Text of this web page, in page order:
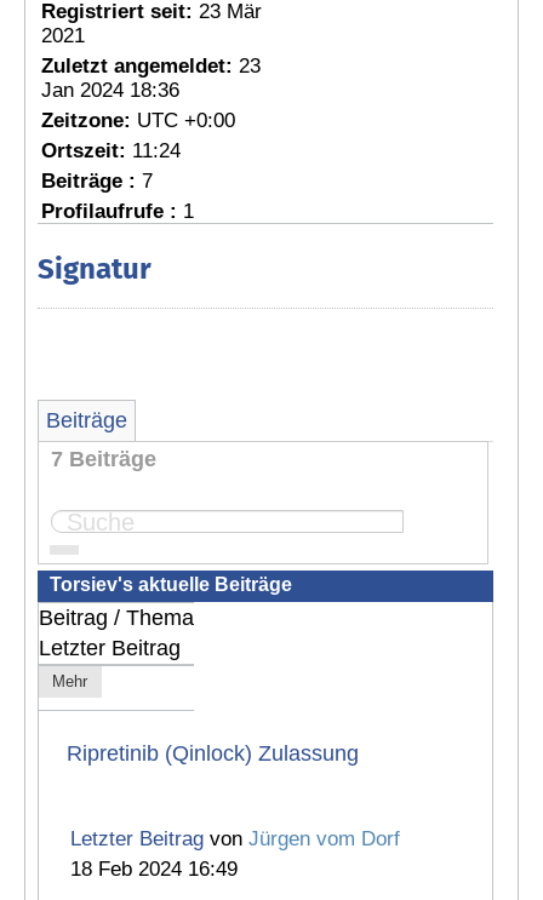
Registriert seit: 23 Mär
2021
Zuletzt angemeldet: 23
Jan 2024 18:36
Zeitzone: UTC +0:00
Ortszeit: 11:24
Beiträge : 7
Profilaufrufe : 1
Signatur
Beiträge
7 Beiträge
Seite:
Torsiev's aktuelle Beiträge
Beitrag / Thema
Letzter Beitrag
Mehr
Ripretinib (Qinlock) Zulassung
Letzter Beitrag vonJürgen vom Dorf
18 Feb 2024 16:49